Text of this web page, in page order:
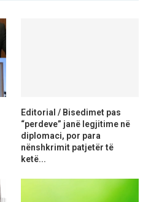
Editorial / Bisedimet pas
“perdeve” janë legjitime në
diplomaci, por para
nënshkrimit patjetër të
ketë...